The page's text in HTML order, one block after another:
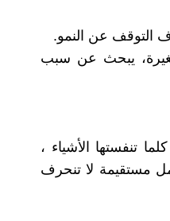
التوقف عن النمو.
يبحث عن سبب
تنفستها الأشياء ،
مستقيمة لا تنحرف